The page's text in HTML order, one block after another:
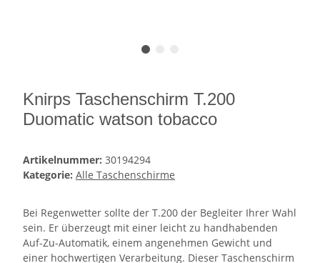
Knirps Taschenschirm T.200
Duomatic watson tobacco
Artikelnummer: 30194294
Kategorie: Alle Taschenschirme
Bei Regenwetter sollte der T.200 der Begleiter Ihrer Wahl
sein. Er überzeugt mit einer leicht zu handhabenden
Auf-Zu-Automatik, einem angenehmen Gewicht und
einer hochwertigen Verarbeitung. Dieser Taschenschirm